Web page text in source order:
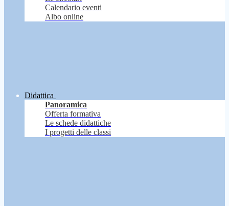
Calendario eventi
Albo online
Didattica
Panoramica
Offerta formativa
Le schede didattiche
I progetti delle classi